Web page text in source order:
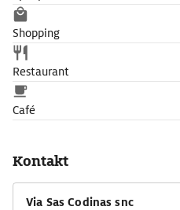
Shopping
Restaurant
Café
Kontakt
Via Sas Codinas snc